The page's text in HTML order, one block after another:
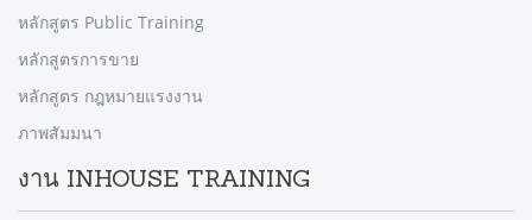
หลักสูตร Public Training
หลักสูตรการขาย
หลักสูตร กฎหมายแรงงาน
ภาพสัมมนา
งาน INHOUSE TRAINING